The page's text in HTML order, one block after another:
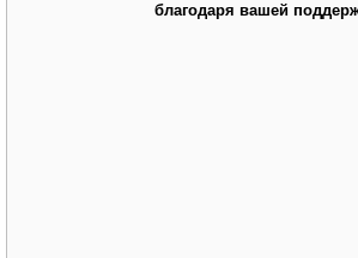
благодаря вашей